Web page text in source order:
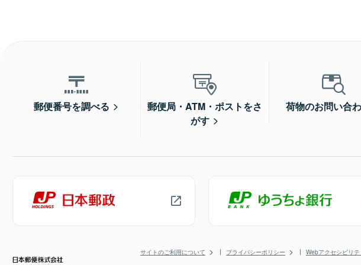
郵便番号を調べる
郵便局・ATM・ポストをさ
がす
荷物のお問い合
サイトのご利用について プライバシーポリシー Webアクセシビリ